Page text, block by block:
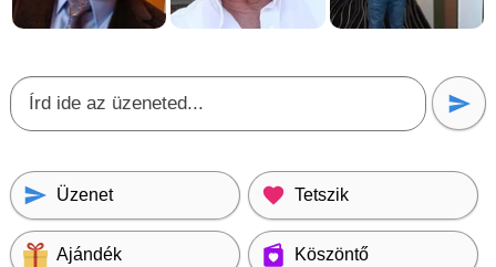
Üzenet Tetszik
Ajándék Köszöntő